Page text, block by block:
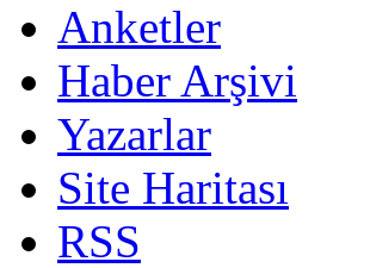
Anketler
Haber Arşivi
Yazarlar
Site Haritası
RSS